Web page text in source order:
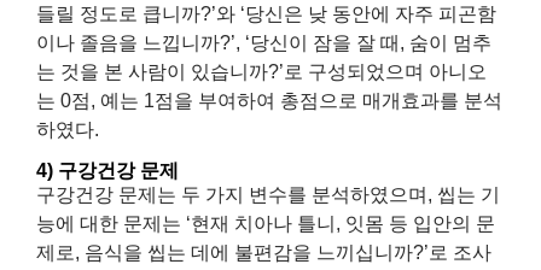
들릴 정도로 큽니까?’와 ‘당신은 낮 동안에 자주 피곤함
이나 졸음을 느낍니까?’, ‘당신이 잠을 잘 때, 숨이 멈추
는 것을 본 사람이 있습니까?’로 구성되었으며 아니오
는 0점, 예는 1점을 부여하여 총점으로 매개효과를 분석
하였다.
4) 구강건강 문제
구강건강 문제는 두 가지 변수를 분석하였으며, 씹는 기
능에 대한 문제는 ‘현재 치아나 틀니, 잇몸 등 입안의 문
제로, 음식을 씹는 데에 불편감을 느끼십니까?’로 조사